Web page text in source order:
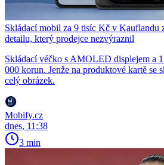
Skládací mobil za 9 tisíc Kč v Kauflandu
detailu, který prodejce nezvýraznil
Skládací véčko s AMOLED displejem a
000 korun. Jenže na produktové kartě se
celý obrázek.
Mobify.cz
dnes, 11:38
3 min